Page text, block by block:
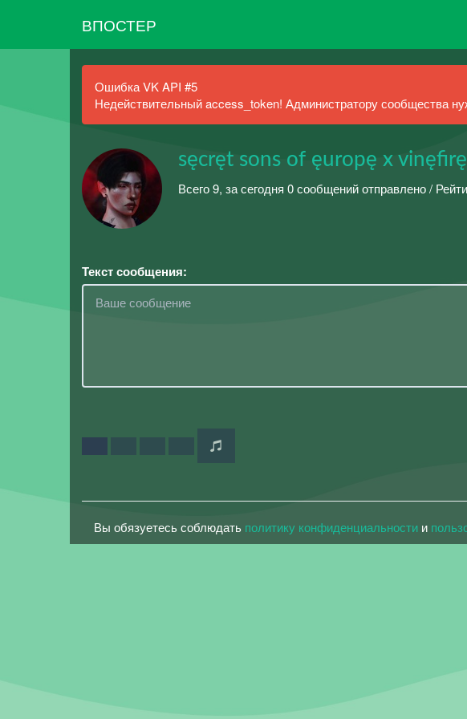
ВПОСТЕР
Ошибка VK API #5
Недействительный access_token! Администратору сообщества
sęcręt sons of ęuropę x vinęfirę
Всего 9, за сегодня 0 сообщений отправлено /
Текст сообщения:
Вы обязуетесь соблюдать политику конфиденциальности и